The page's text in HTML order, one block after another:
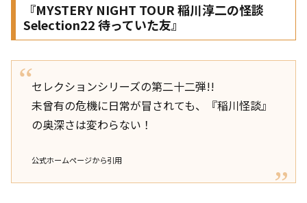
『MYSTERY NIGHT TOUR 稲川淳二の怪談
Selection22 待っていた友』
セレクションシリーズの第二十二弾!!
未曾有の危機に日常が冒されても、『稲川怪談』
の奥深さは変わらない！
公式ホームページから引用